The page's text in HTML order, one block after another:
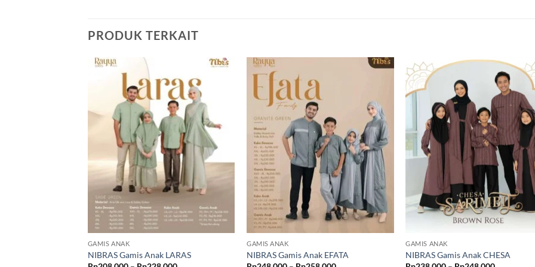
PRODUK TERKAIT
GAMIS ANAK
NIBRAS Gamis Anak LARAS
GAMIS ANAK
NIBRAS Gamis Anak EFATA
GAMIS ANAK
NIBRAS Gamis Anak CHESA